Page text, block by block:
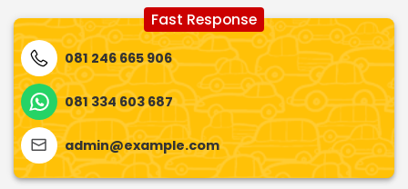
Fast Response
081 246 665 906
081 334 603 687
admin@example.com